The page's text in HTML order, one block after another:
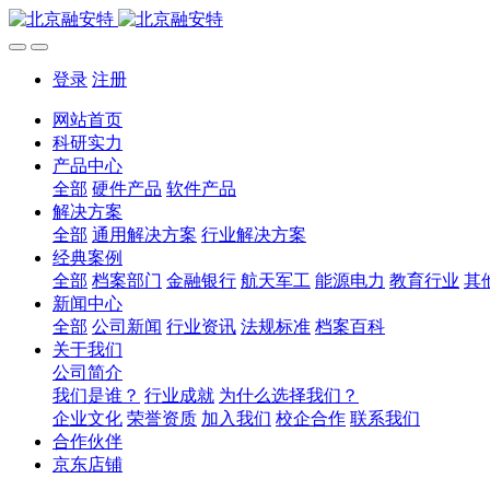
登录 注册
网站首页
科研实力
产品中心
全部 硬件产品 软件产品
解决方案
全部 通用解决方案 行业解决方案
经典案例
全部 档案部门 金融银行 航天军工 能源电力 教育行业 其
新闻中心
全部 公司新闻 行业资讯 法规标准 档案百科
关于我们
公司简介
我们是谁？ 行业成就 为什么选择我们？
企业文化 荣誉资质 加入我们 校企合作 联系我们
合作伙伴
京东店铺